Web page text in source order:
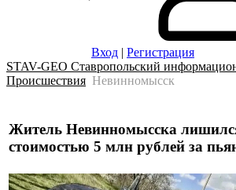
Вход | Регистрация
STAV-GEO Ставропольский
Происшествия Невинномысск
Житель Невинномысска
стоимостью 5 млн рублей за